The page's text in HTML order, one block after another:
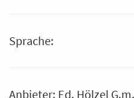
Sprache:
Anbieter: Ed. Hölzel